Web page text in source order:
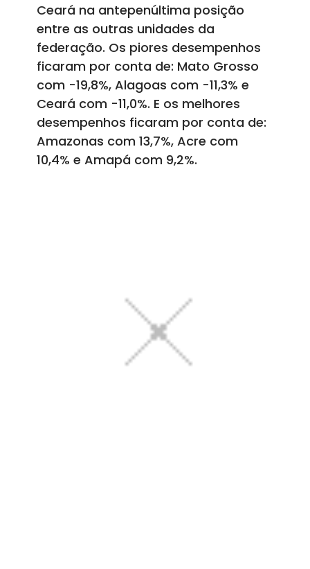
Ceará na antepenúltima posição
entre as outras unidades da
federação. Os piores desempenhos
ficaram por conta de: Mato Grosso
com -19,8%, Alagoas com -11,3% e
Ceará com -11,0%. E os melhores
desempenhos ficaram por conta de:
Amazonas com 13,7%, Acre com
10,4% e Amapá com 9,2%.